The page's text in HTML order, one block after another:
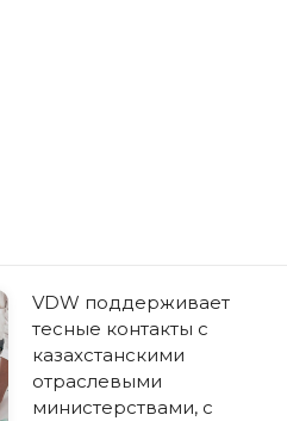
VDW поддерживает
тесные контакты с
казахстанскими
отраслевыми
министерствами, с